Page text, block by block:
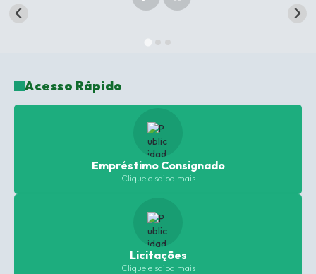
Acesso Rápido
Empréstimo Consignado
Clique e saiba mais
Licitações
Clique e saiba mais